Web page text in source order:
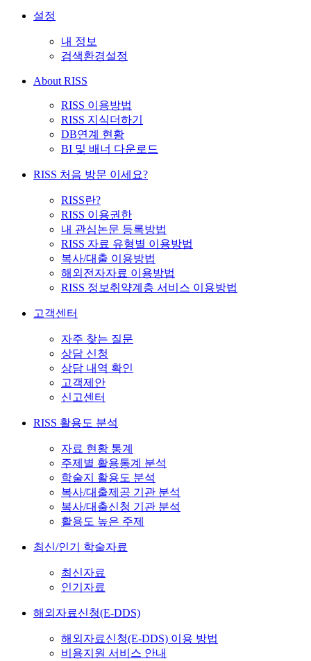
설정
내 정보
검색환경설정
About RISS
RISS 이용방법
RISS 지식더하기
DB연계 현황
BI 및 배너 다운로드
RISS 처음 방문 이세요?
RISS란?
RISS 이용권한
내 관심논문 등록방법
RISS 자료 유형별 이용방법
복사/대출 이용방법
해외전자자료 이용방법
RISS 정보취약계층 서비스 이용방법
고객센터
자주 찾는 질문
상담 신청
상담 내역 확인
고객제안
신고센터
RISS 활용도 분석
자료 현황 통계
주제별 활용통계 분석
학술지 활용도 분석
복사/대출제공 기관 분석
복사/대출신청 기관 분석
활용도 높은 주제
최신/인기 학술자료
최신자료
인기자료
해외자료신청(E-DDS)
해외자료신청(E-DDS) 이용 방법
비용지원 서비스 안내